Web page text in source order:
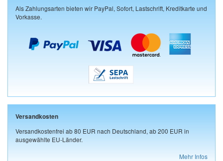
Als Zahlungsarten bieten wir PayPal, Sofort, Lastschrift, Kreditkarte und
Vorkasse.
Versandkosten
Versandkostenfrei ab 80 EUR nach Deutschland, ab 200 EUR in
ausgewählte EU-Länder.
Mehr Infos